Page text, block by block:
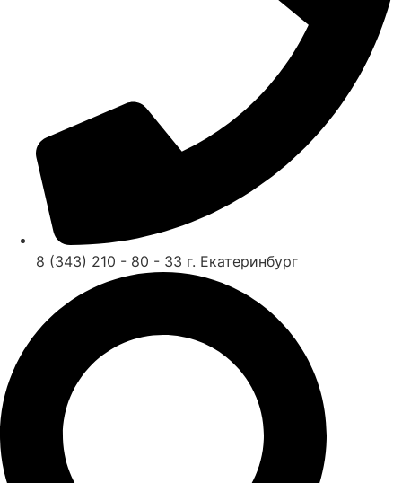
8 (343) 210 - 80 - 33 г. Екатеринбург